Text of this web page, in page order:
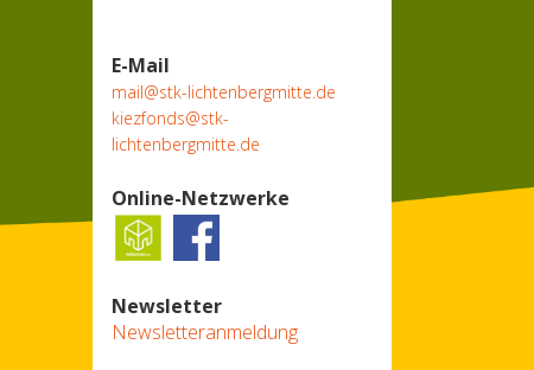
E-Mail
mail@stk-lichtenbergmitte.de
kiezfonds@stk-
lichtenbergmitte.de
Online-Netzwerke
Newsletter
Newsletteranmeldung